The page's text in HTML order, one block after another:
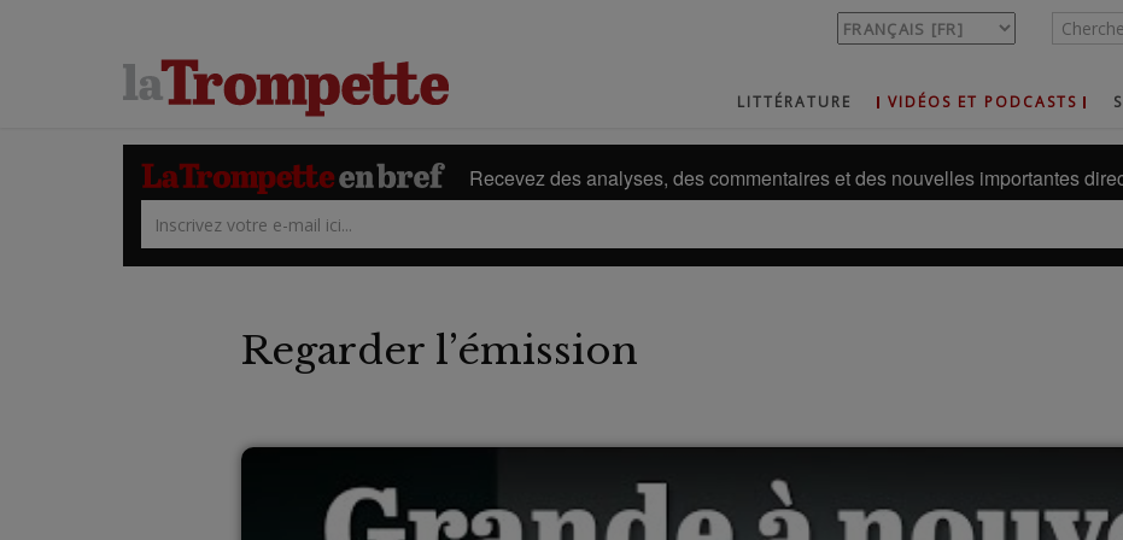
LITTÉRATURE VIDÉOS ET PODCASTS
Recevez des analyses, des commentaires et des nouvelles importantes
Regarder l’émission